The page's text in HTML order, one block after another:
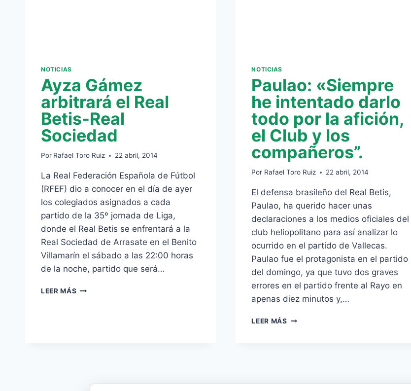
NOTICIAS
Ayza Gámez
arbitrará el Real
Betis-Real
Sociedad
Por Rafael Toro Ruiz 22 abril, 2014
La Real Federación Española de Fútbol
(RFEF) dio a conocer en el día de ayer
los colegiados asignados a cada
partido de la 35º jornada de Liga,
donde el Real Betis se enfrentará a la
Real Sociedad de Arrasate en el Benito
Villamarín el sábado a las 22:00 horas
de la noche, partido que será…
LEER MÁS AYZA
NOTICIAS
Paulao: «Siempre
he intentado darlo
todo por la afición,
el Club y los
compañeros”.
Por Rafael Toro Ruiz 22 abril, 2014
El defensa brasileño del Real Betis,
Paulao, ha querido hacer unas
declaraciones a los medios oficiales del
club heliopolitano para así analizar lo
ocurrido en el partido de Vallecas.
Paulao fue el protagonista en el partido
del domingo, ya que tuvo dos graves
errores en el partido frente al Rayo en
apenas diez minutos y,…
LEER MÁS PAULAO: